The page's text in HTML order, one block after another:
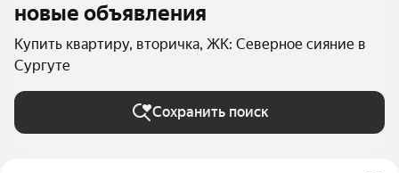
новые объявления
Купить квартиру, вторичка, ЖК: Северное сияние в
Сургуте
Сохранить поиск